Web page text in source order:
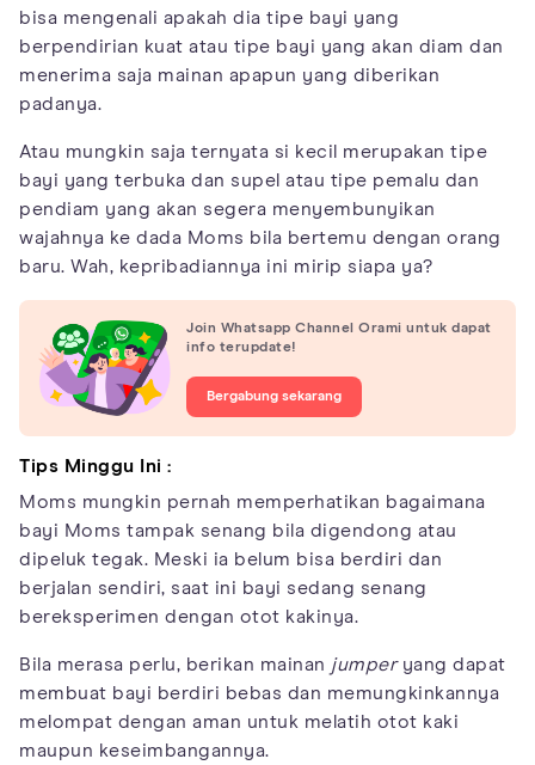
bisa mengenali apakah dia tipe bayi yang
berpendirian kuat atau tipe bayi yang akan diam dan
menerima saja mainan apapun yang diberikan
padanya.
Atau mungkin saja ternyata si kecil merupakan tipe
bayi yang terbuka dan supel atau tipe pemalu dan
pendiam yang akan segera menyembunyikan
wajahnya ke dada Moms bila bertemu dengan orang
baru. Wah, kepribadiannya ini mirip siapa ya?
Join Whatsapp Channel Orami untuk dapat
info terupdate!
Bergabung sekarang
Tips Minggu Ini :
Moms mungkin pernah memperhatikan bagaimana
bayi Moms tampak senang bila digendong atau
dipeluk tegak. Meski ia belum bisa berdiri dan
berjalan sendiri, saat ini bayi sedang senang
bereksperimen dengan otot kakinya.
Bila merasa perlu, berikan mainan jumperyang dapat
membuat bayi berdiri bebas dan memungkinkannya
melompat dengan aman untuk melatih otot kaki
maupun keseimbangannya.